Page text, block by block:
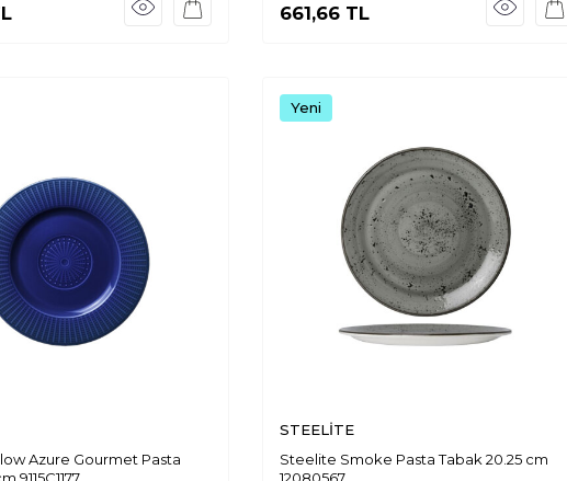
661,66 TL
Azure Gourmet Pasta
Yeni
STEELİTE
Steelite Smoke Pasta Tabak 20.25 cm